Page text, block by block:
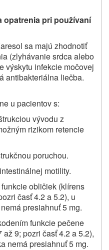
opatrenia pri používaní
sa majú zhodnotiť
(zlyhávanie srdca alebo
výskytu infekcie močovej
antibakteriálna liečba.
u pacientov s:
vývodu z
rizikom retencie
poruchou.
motility.
obličiek (klírens
časť 4.2 a 5.2), u
presiahnuť 5 mg.
funkcie pečene
9; pozri časť 4.2 a 5.2),
nemá presiahnuť 5 mg.